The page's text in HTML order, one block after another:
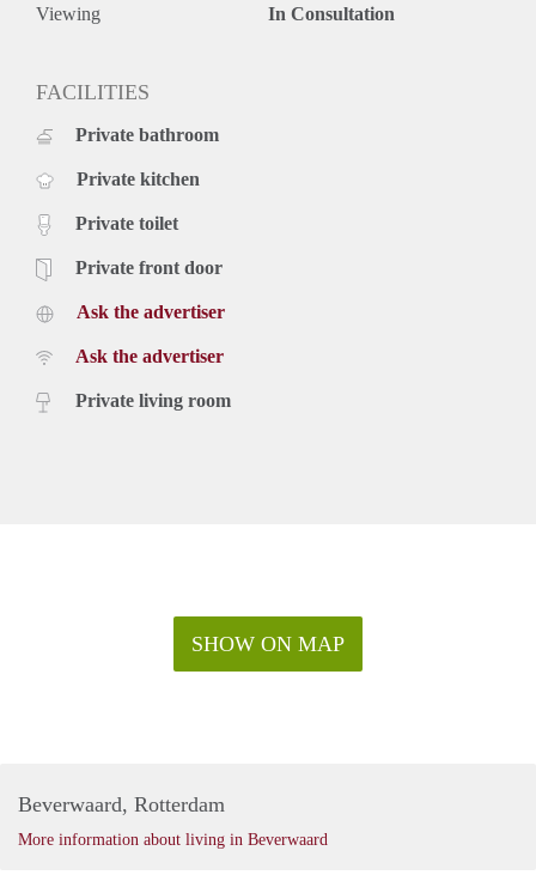
Viewing In Consultation
FACILITIES
Private bathroom
Private kitchen
Private toilet
Private front door
Ask the advertiser
Ask the advertiser
Private living room
SHOW ON MAP
Beverwaard, Rotterdam
More information about living in Beverwaard